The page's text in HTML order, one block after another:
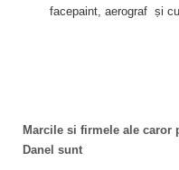
facepaint, aerograf ṣi
Marcile si firmele ale caror
Danel sunt